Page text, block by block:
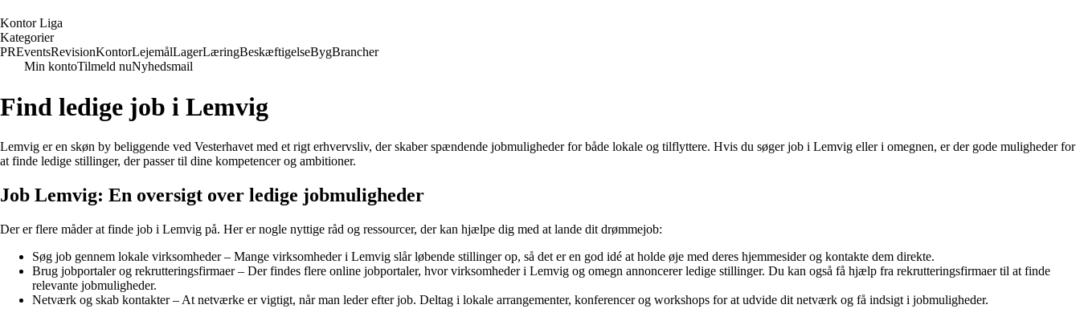
KontorLiga
Kategorier
PREventsRevisionKontorLejemålLagerLæringBeskæftigelseBygBrancher
Min kontoTilmeld nuNyhedsmail
Find ledige job i Lemvig
Lemvig er en skøn by beliggende ved Vesterhavet med et rigt erhvervsliv, der skaber spændende jobmuligheder for både lokale og tilflyttere. Hvis du søger job i Lemvig eller i omegnen, er der gode muligheder for
at finde ledige stillinger, der passer til dine kompetencer og ambitioner.
Job Lemvig: En oversigt over ledige jobmuligheder
Der er flere måder at finde job i Lemvig på. Her er nogle nyttige råd og ressourcer, der kan hjælpe dig med at lande dit drømmejob:
Søg job gennem lokale virksomheder – Mange virksomheder i Lemvig slår løbende stillinger op, så det er en god idé at holde øje med deres hjemmesider og kontakte dem direkte.
Brug jobportaler og rekrutteringsfirmaer – Der findes flere online jobportaler, hvor virksomheder i Lemvig og omegn annoncerer ledige stillinger. Du kan også få hjælp fra rekrutteringsfirmaer til at finde
relevante jobmuligheder.
Netværk og skab kontakter – At netværke er vigtigt, når man leder efter job. Deltag i lokale arrangementer, konferencer og workshops for at udvide dit netværk og få indsigt i jobmuligheder.